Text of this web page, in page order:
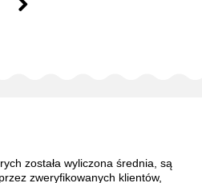
została wyliczona średnia, są
zweryfikowanych klientów,